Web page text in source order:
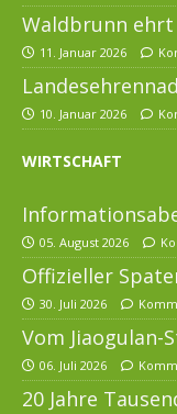
Waldbrunn
11. Januar 2026
10. Januar 2026
WIRTSCHAFT
05. August 2026
Offizieller
30. Juli 2026
Vom
06. Juli 2026
20 Jahre